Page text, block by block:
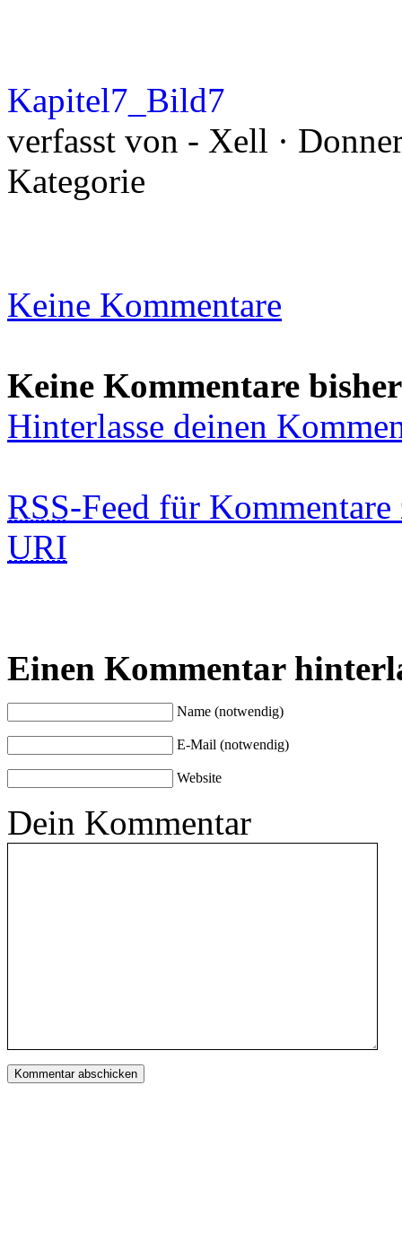
Kapitel7_Bild7
verfasst von - Xell ·
Kategorie
Keine Kommentare
Keine Kommentare bisher
Hinterlasse deinen
RSS-Feed für
URI
Einen Kommentar
Name (notwendig)
E-Mail (notwendig)
Website
Dein Kommentar